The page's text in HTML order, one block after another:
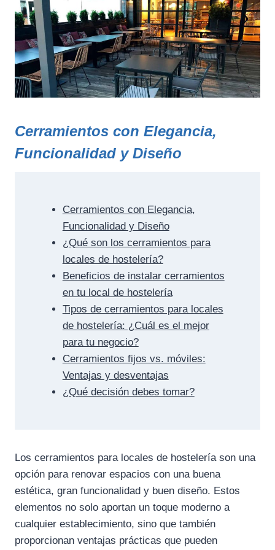
Cerramientos con Elegancia,
Funcionalidad y Diseño
Cerramientos con Elegancia,
Funcionalidad y Diseño
¿Qué son los cerramientos para
locales de hostelería?
Beneficios de instalar cerramientos
en tu local de hostelería
Tipos de cerramientos para locales
de hostelería: ¿Cuál es el mejor
para tu negocio?
Cerramientos fijos vs. móviles:
Ventajas y desventajas
¿Qué decisión debes tomar?
Los cerramientos para locales de hostelería son una
opción para renovar espacios con una buena
estética, gran funcionalidad y buen diseño. Estos
elementos no solo aportan un toque moderno a
cualquier establecimiento, sino que también
proporcionan ventajas prácticas que pueden